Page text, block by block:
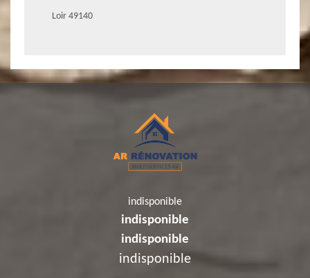
Loir 49140
indisponible
indisponible
indisponible
indisponible